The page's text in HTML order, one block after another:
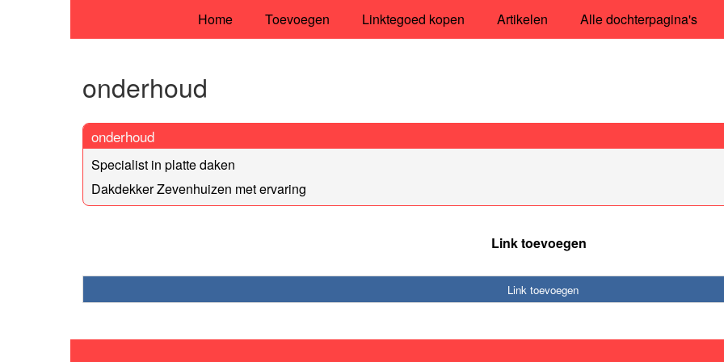
Home Toevoegen Linktegoed kopen Artikelen Alle dochterpagina's
onderhoud
onderhoud
Specialist in platte daken
Dakdekker Zevenhuizen met ervaring
Link toevoegen
Link toevoegen